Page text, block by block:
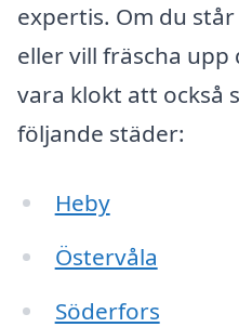
expertis. Om du
eller vill fräscha
vara klokt att också
följande städer:
Heby
Östervåla
Söderfors